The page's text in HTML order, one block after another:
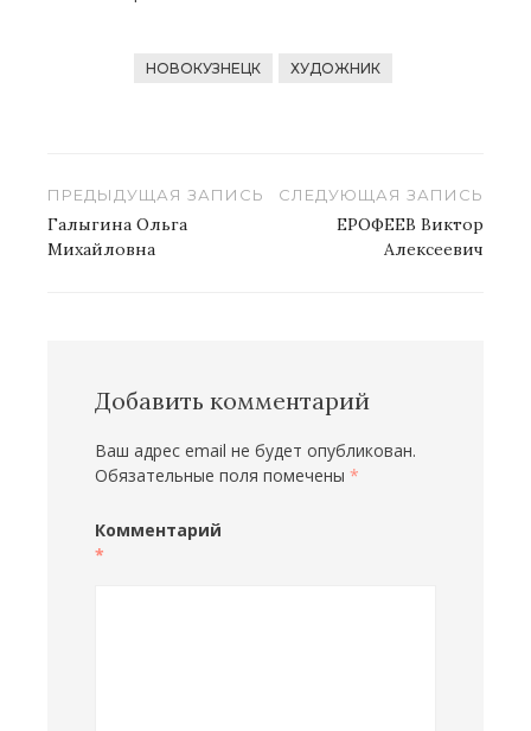
НОВОКУЗНЕЦК ХУДОЖНИК
Навигация
по
записям
ПРЕДЫДУЩАЯ ЗАПИСЬ
Галыгина Ольга
Михайловна
СЛЕДУЮЩАЯ ЗАПИСЬ
ЕРОФЕЕВ Виктор
Алексеевич
Добавить комментарий
Ваш адрес email не будет опубликован.
Обязательные поля помечены *
Комментарий
*